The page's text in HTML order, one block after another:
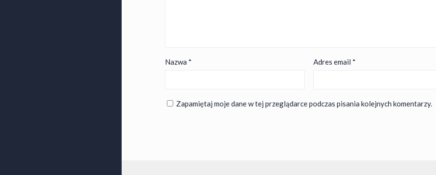
Nazwa * Adres email *
Zapamiętaj moje dane w tej przeglądarce podczas pisania kolejnych komentarzy.